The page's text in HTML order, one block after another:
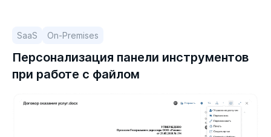
SaaS On-Premises
Персонализация панели инструментов
при работе с файлом